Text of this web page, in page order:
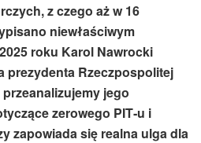
z czego aż w 16
niewłaściwym
roku Karol Nawrocki
prezydenta Rzeczpospolitej
jego
zerowego PIT‑u i
zapowiada się realna ulga dla